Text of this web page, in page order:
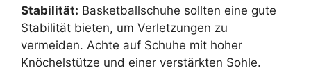
Stabilität: Basketballschuhe sollten eine gute
Stabilität bieten, um Verletzungen zu
vermeiden. Achte auf Schuhe mit hoher
Knöchelstütze und einer verstärkten Sohle.